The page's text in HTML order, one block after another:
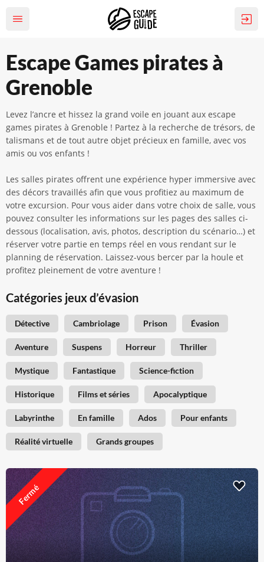
Escape Games pirates à
Grenoble
Levez l’ancre et hissez la grand voile en jouant aux escape
games pirates à Grenoble ! Partez à la recherche de trésors, de
talismans et de tout autre objet précieux en famille, avec vos
amis ou vos enfants !
Les salles pirates offrent une expérience hyper immersive avec
des décors travaillés afin que vous profitiez au maximum de
votre excursion. Pour vous aider dans votre choix de salle, vous
pouvez consulter les informations sur les pages des salles ci-
dessous (localisation, avis, photos, description du scénario…) et
réserver votre partie en temps réel en vous rendant sur le
planning de réservation. Laissez-vous bercer par la houle et
profitez pleinement de votre aventure !
Catégories jeux d’évasion
Détective Cambriolage Prison Évasion
Aventure Suspens Horreur Thriller
Mystique Fantastique Science-fiction
Historique Films et séries Apocalyptique
Labyrinthe En famille Ados Pour enfants
Réalité virtuelle Grands groupes
Fermé